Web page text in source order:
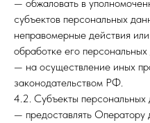
— обжаловать в
субъектов персональных
неправомерные действия
обработке его
— на осуществление иных
законодательством РФ.
4.2. Субъекты персональных
— предоставлять